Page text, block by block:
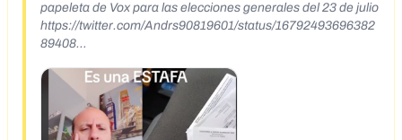
papeleta de Vox para las elecciones generales del 23 de julio
https://twitter.com/Andrs90819601/status/16792493696382
89408
1005486363